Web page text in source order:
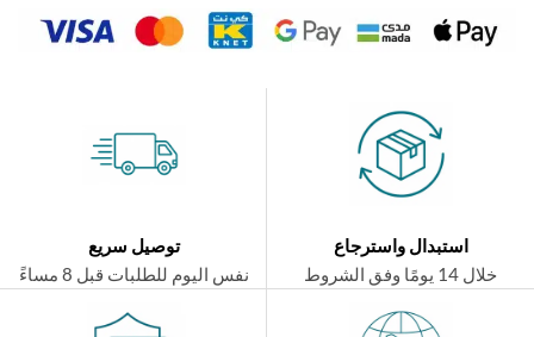
استبدال واسترجاع
توصيل سريع
نفس اليوم للطلبات قبل 8 مساءً